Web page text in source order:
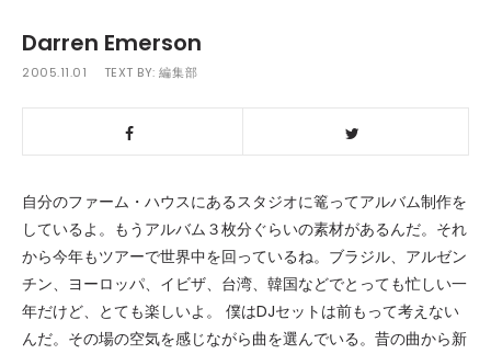
Darren Emerson
2005.11.01 TEXT BY:編集部
自分のファーム・ハウスにあるスタジオに篭ってアルバム制作を
しているよ。もうアルバム３枚分ぐらいの素材があるんだ。それ
から今年もツアーで世界中を回っているね。ブラジル、アルゼン
チン、ヨーロッパ、イビザ、台湾、韓国などでとっても忙しい一
年だけど、とても楽しいよ。 僕はDJセットは前もって考えない
んだ。その場の空気を感じながら曲を選んでいる。昔の曲から新